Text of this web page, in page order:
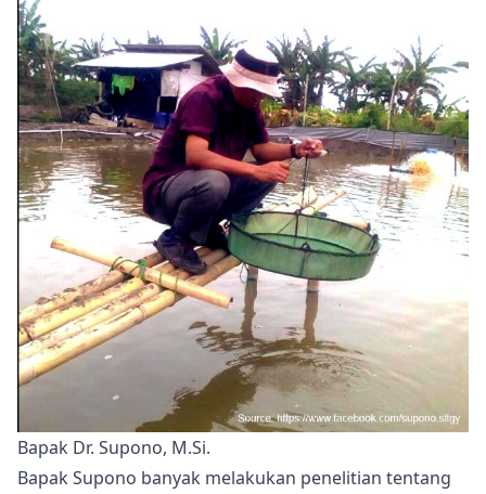
Bapak Dr. Supono, M.Si.
Bapak Supono banyak melakukan penelitian tentang